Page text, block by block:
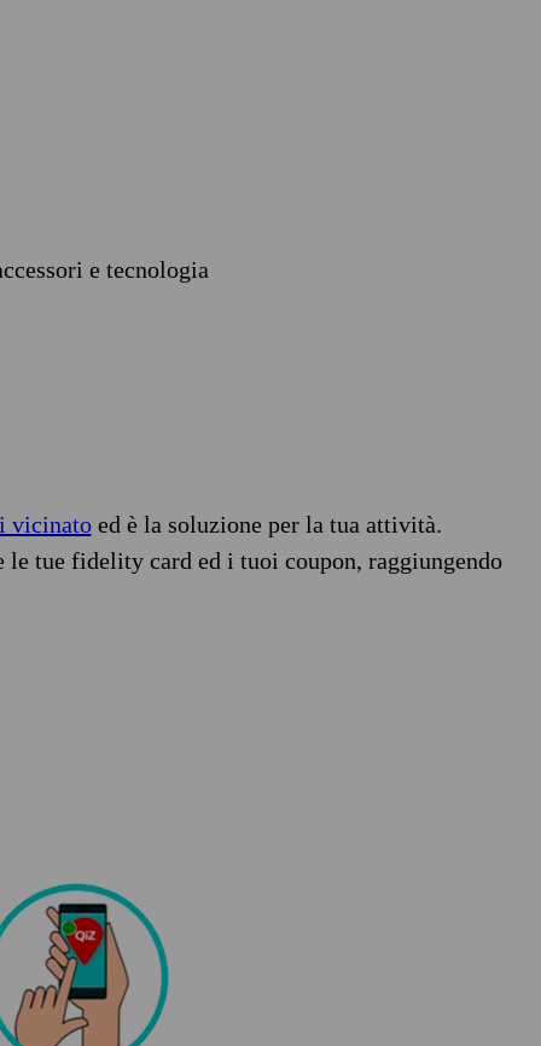
e tecnologia
vicinatoed è la soluzione per la tua attività.
tue fidelity card ed i tuoi coupon, raggiungendo